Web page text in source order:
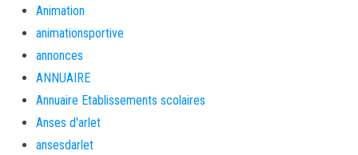
Animation
animationsportive
annonces
ANNUAIRE
Annuaire Etablissements scolaires
Anses d'arlet
ansesdarlet